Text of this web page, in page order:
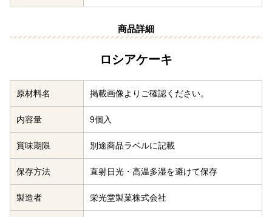
商品詳細
ロシアケーキ
原材料名 掲載画像よりご確認ください。
内容量 9個入
賞味期限 別途商品ラベルに記載
保存方法 直射日光・高温多湿を避けて保存
製造者 栄光堂製菓株式会社